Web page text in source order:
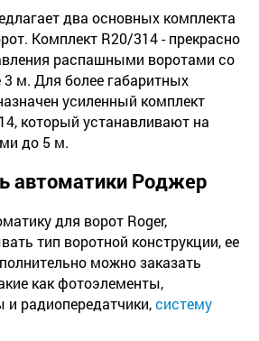
два основных комплекта
Комплект R20/314 - прекрасно
распашными воротами со
3 м. Для более габаритных
усиленный комплект
который устанавливают на
до 5 м.
автоматики Роджер
для ворот Roger,
тип воротной конструкции, ее
можно заказать
как фотоэлементы,
радиопередатчики,систему